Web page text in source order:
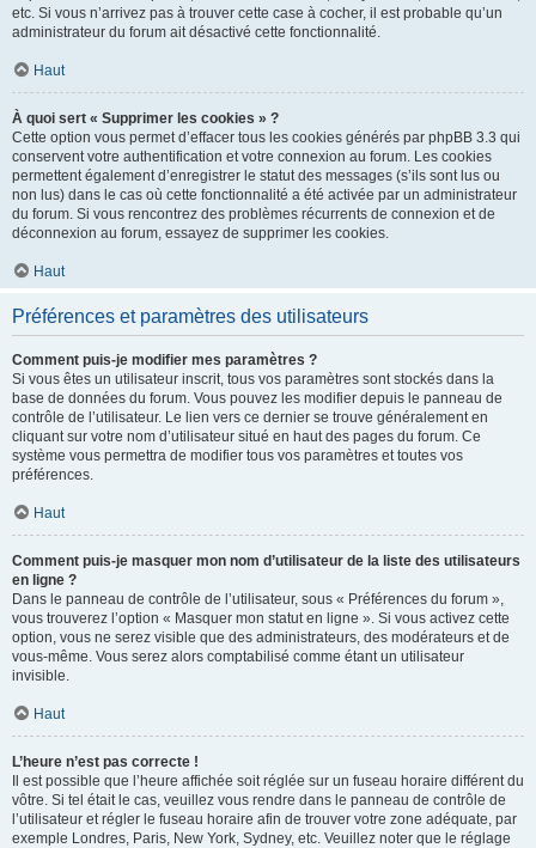
etc. Si vous n’arrivez pas à trouver cette case à cocher, il est probable qu’un
administrateur du forum ait désactivé cette fonctionnalité.
Haut
À quoi sert « Supprimer les cookies » ?
Cette option vous permet d’effacer tous les cookies générés par phpBB 3.3 qui
conservent votre authentification et votre connexion au forum. Les cookies
permettent également d’enregistrer le statut des messages (s’ils sont lus ou
non lus) dans le cas où cette fonctionnalité a été activée par un administrateur
du forum. Si vous rencontrez des problèmes récurrents de connexion et de
déconnexion au forum, essayez de supprimer les cookies.
Haut
Préférences et paramètres des utilisateurs
Comment puis-je modifier mes paramètres ?
Si vous êtes un utilisateur inscrit, tous vos paramètres sont stockés dans la
base de données du forum. Vous pouvez les modifier depuis le panneau de
contrôle de l’utilisateur. Le lien vers ce dernier se trouve généralement en
cliquant sur votre nom d’utilisateur situé en haut des pages du forum. Ce
système vous permettra de modifier tous vos paramètres et toutes vos
préférences.
Haut
Comment puis-je masquer mon nom d’utilisateur de la liste des utilisateurs
en ligne ?
Dans le panneau de contrôle de l’utilisateur, sous « Préférences du forum »,
vous trouverez l’option « Masquer mon statut en ligne ». Si vous activez cette
option, vous ne serez visible que des administrateurs, des modérateurs et de
vous-même. Vous serez alors comptabilisé comme étant un utilisateur
invisible.
Haut
L’heure n’est pas correcte !
Il est possible que l’heure affichée soit réglée sur un fuseau horaire différent du
vôtre. Si tel était le cas, veuillez vous rendre dans le panneau de contrôle de
l’utilisateur et régler le fuseau horaire afin de trouver votre zone adéquate, par
exemple Londres, Paris, New York, Sydney, etc. Veuillez noter que le réglage